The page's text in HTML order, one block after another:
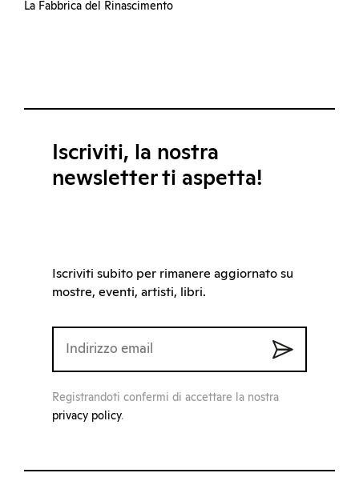
La Fabbrica del Rinascimento
Iscriviti, la nostra
newsletter ti aspetta!
Iscriviti subito per rimanere aggiornato su
mostre, eventi, artisti, libri.
Registrandoti confermi di accettare la nostra
privacy policy.